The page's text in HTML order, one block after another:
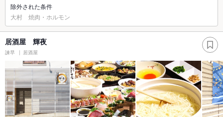
除外された条件
大村 焼肉・ホルモン
居酒屋 輝夜
諫早 居酒屋